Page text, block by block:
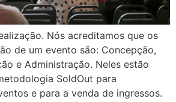
Nós acreditamos que os
de um evento são: Concepção,
e Administração. Neles estão
SoldOut para
e para a venda de ingressos.